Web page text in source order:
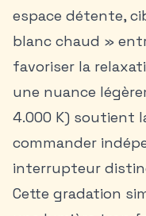
espace détente,
blanc chaud »
favoriser la
une nuance
4.000 K) soutient
commander
interrupteur
Cette gradation